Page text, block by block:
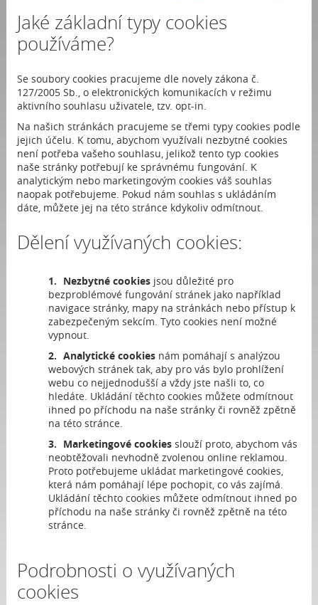
Jaké základní typy cookies
používáme?
Se soubory cookies pracujeme dle novely zákona č.
127/2005 Sb., o elektronických komunikacích v režimu
aktivního souhlasu uživatele, tzv. opt-in.
Na našich stránkách pracujeme se třemi typy cookies podle
jejich účelu. K tomu, abychom využívali nezbytné cookies
není potřeba vašeho souhlasu, jelikož tento typ cookies
naše stránky potřebují ke správnému fungování. K
analytickým nebo marketingovým cookies váš souhlas
naopak potřebujeme. Pokud nám souhlas s ukládáním
dáte, můžete jej na této stránce kdykoliv odmítnout.
Dělení využívaných cookies:
Nezbytné cookiesjsou důležité pro
bezproblémové fungování stránek jako například
navigace stránky, mapy na stránkách nebo přístup k
zabezpečeným sekcím. Tyto cookies není možné
vypnout.
Analytické cookiesnám pomáhají s analýzou
webových stránek tak, aby pro vás bylo prohlížení
webu co nejjednodušší a vždy jste našli to, co
hledáte. Ukládání těchto cookies můžete odmítnout
ihned po příchodu na naše stránky či rovněž zpětně
na této stránce.
Marketingové cookiesslouží proto, abychom vás
neobtěžovali nevhodně zvolenou online reklamou.
Proto potřebujeme ukládat marketingové cookies,
která nám pomáhají lépe pochopit, co vás zajímá.
Ukládání těchto cookies můžete odmítnout ihned po
příchodu na naše stránky či rovněž zpětně na této
stránce.
Podrobnosti o využívaných
cookies